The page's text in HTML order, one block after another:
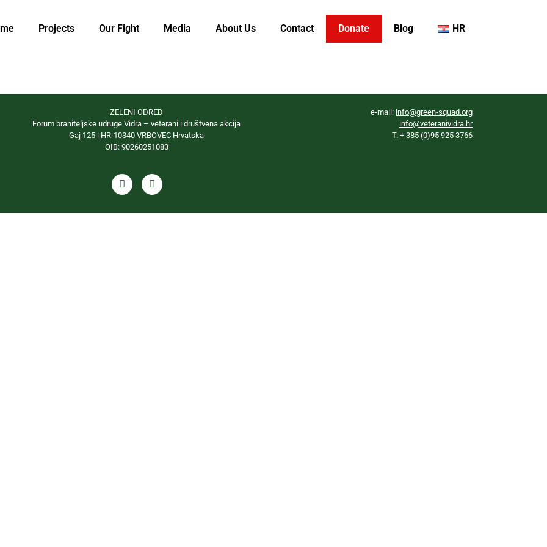
Projects Our Fight Media About Us Contact Donate Blog HR
ZELENI ODRED
Forum braniteljske udruge Vidra – veterani i društvena akcija
Gaj 125 | HR-10340 VRBOVEC Hrvatska
OIB: 90260251083
e-mail: info@green-squad.org
info@veteranividra.hr
T. + 385 (0)95 925 3766